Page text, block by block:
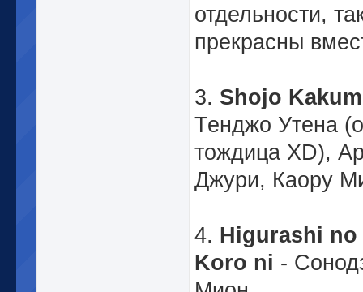
отдельности,
прекрасны
3. Shojo
Тенджо Утена
тождица XD),
Джури, Каору
4. Higurashi no
Koro ni -